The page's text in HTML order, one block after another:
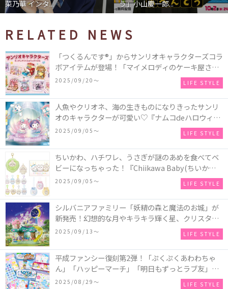
菜乃華 インタ...
う」小山慶一郎...
RELATED NEWS
「つくるんです®」からサンリオキャラクターズコラ
ボアイテムが登場！「マイメロディのケーキ屋さ
ん」などミニチュアハウス8種類と、「シナモロール
のメリーゴーランド」などオルゴールで動く仕掛け
付きのウッドパズル2種類♪
2025/09/20〜 LIFE STYLE
人魚やクリオネ、海の生きものになりきったサンリ
オのキャラクターが可愛い♡『ナムコdeハロウィン
2025～マーメイドファンタジー～』全国のアミュー
ズメント施設「ナムコ」「ナムコオンラインクレー
ン」で開催！
2025/09/05〜 LIFE STYLE
ちいかわ、ハチワレ、うさぎが謎のあめを食べてベ
ビーになっちゃった！『Chiikawa Baby(ちいかわベ
ビー)』の催事を全国14か所で開催！
2025/09/05〜 LIFE STYLE
シルバニアファミリー「妖精の森と魔法のお城」が
新発売！幻想的な月やキラキラ輝く星、クリスタル
などの装飾がお城を彩る♡
2025/09/13〜 LIFE STYLE
平成ファンシー復刻第2弾！「ぷくぷくあわわちゃ
ん」「ハッピーマーチ」「明日もずっとラブ友」な
どの「カンペンケース」や「遊べるメモ帳」が発売
2025/08/29〜 LIFE STYLE